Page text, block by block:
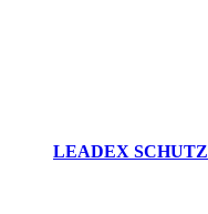
LEADEX SCHUTZ